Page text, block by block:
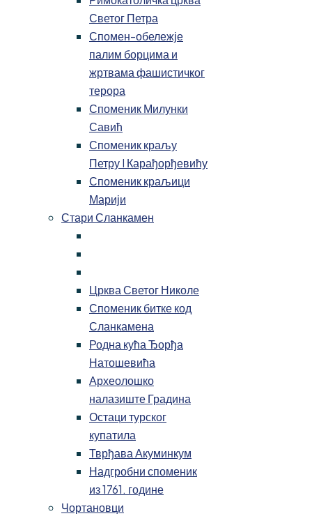
Светог Петра
Спомен-обележје
палим борцима и
жртвама фашистичког
терора
Споменик Милунки
Савић
Споменик краљу
Петру I Карађорђевићу
Споменик краљици
Марији
Стари Сланкамен
Црква Светог Николе
Споменик битке код
Сланкамена
Родна кућа Ђорђа
Натошевића
Археолошко
налазиште Градина
Остаци турског
купатила
Тврђава Акуминкум
Надгробни споменик
из 1761. године
Чортановци